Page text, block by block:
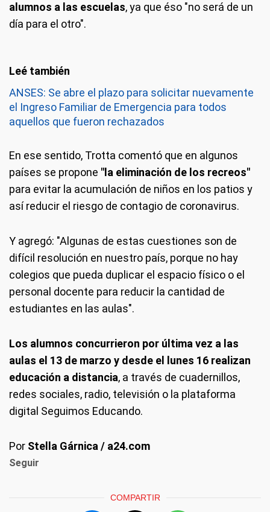
alumnos a las escuelas, ya que éso "no será de un
día para el otro".
ANSES: Se abre el plazo para solicitar nuevamente
el Ingreso Familiar de Emergencia para todos
aquellos que fueron rechazados
En ese sentido, Trotta comentó que en algunos
países se propone "la eliminación de los recreos"
para evitar la acumulación de niños en los patios y
así reducir el riesgo de contagio de coronavirus.
Y agregó: "Algunas de estas cuestiones son de
difícil resolución en nuestro país, porque no hay
colegios que pueda duplicar el espacio físico o el
personal docente para reducir la cantidad de
estudiantes en las aulas".
Los alumnos concurrieron por última vez a las
aulas el 13 de marzo y desde el lunes 16 realizan
educación a distancia, a través de cuadernillos,
redes sociales, radio, televisión o la plataforma
digital Seguimos Educando.
Por Stella Gárnica / a24.com
Seguir
COMPARTIR